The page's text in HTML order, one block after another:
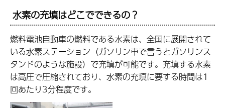
水素の充填はどこでできるの？
燃料電池自動車の燃料である水素は、全国に展開されて
いる水素ステーション（ガソリン車で言うとガソリンス
タンドのような施設）で充填が可能です。充填する水素
は高圧で圧縮されており、水素の充填に要する時間は1
回あたり3分程度です。